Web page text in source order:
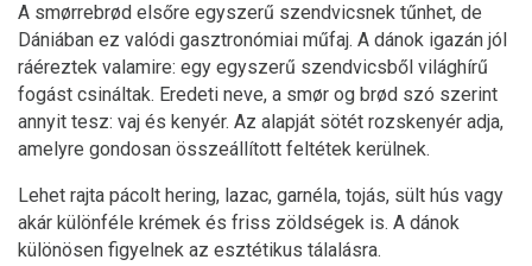
A smørrebrød elsőre egyszerű szendvicsnek tűnhet, de
Dániában ez valódi gasztronómiai műfaj. A dánok igazán jól
ráéreztek valamire: egy egyszerű szendvicsből világhírű
fogást csináltak. Eredeti neve, a smør og brød szó szerint
annyit tesz: vaj és kenyér. Az alapját sötét rozskenyér adja,
amelyre gondosan összeállított feltétek kerülnek.
Lehet rajta pácolt hering, lazac, garnéla, tojás, sült hús vagy
akár különféle krémek és friss zöldségek is. A dánok
különösen figyelnek az esztétikus tálalásra.